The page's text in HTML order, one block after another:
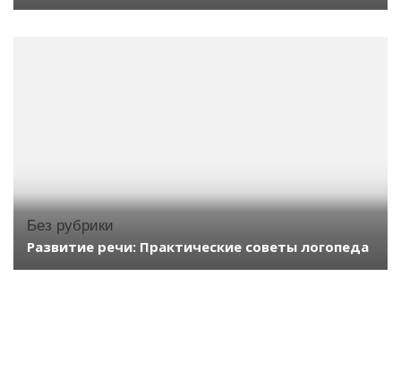
Без рубрики
Развитие речи: Практические советы логопеда